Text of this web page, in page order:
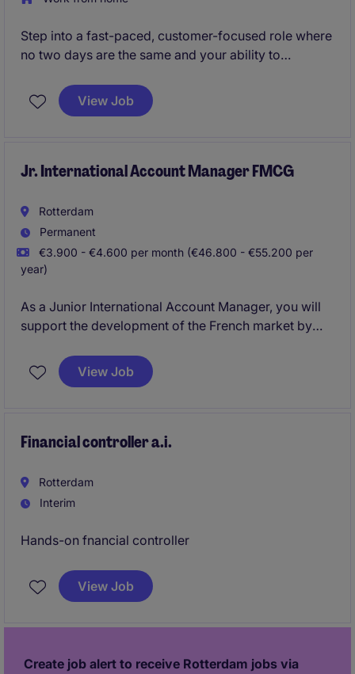
Step into a fast-paced, customer-focused role where
no two days are the same and your ability to
difference. You'll be at the heart of the business,
coordinating orders end-to-end and building strong
View Job
Jr. International Account Manager FMCG
Rotterdam
Permanent
€3.900 - €4.600 per month (€46.800 - €55.200 per
year)
As a Junior International Account Manager, you will
support the development of the French market by
business opportunities. Working closely with a Senior
International Account Manager, you will help drive
View Job
Financial controller a.i.
Rotterdam
Interim
Hands-on fnancial controller
View Job
Create job alert to receive Rotterdam jobs via